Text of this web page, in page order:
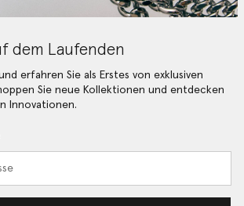
dem Laufenden
erfahren Sie als Erstes von exklusiven
Sie neue Kollektionen und entdecken
Innovationen.